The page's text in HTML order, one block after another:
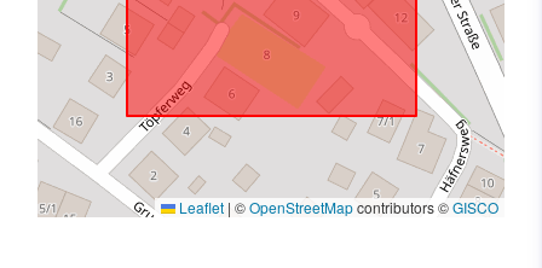
Leaflet | ©OpenStreetMapcontributors ©GISCO